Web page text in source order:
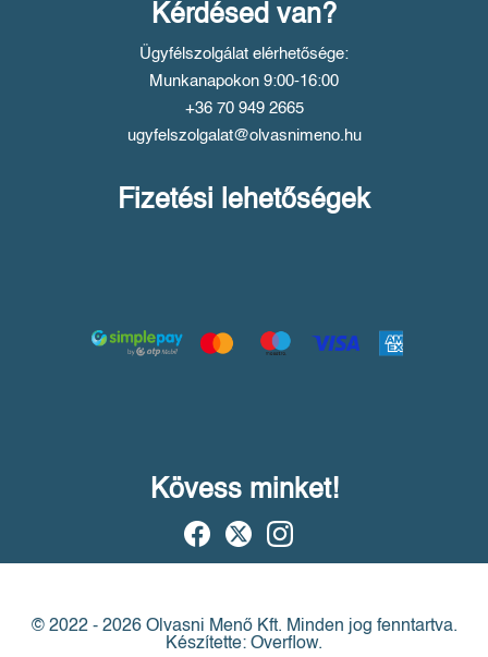
Kérdésed van?
Ügyfélszolgálat elérhetősége:
Munkanapokon 9:00-16:00
+36 70 949 2665
ugyfelszolgalat@olvasnimeno.hu
Fizetési lehetőségek
Kövess minket!
© 2022 - 2026 Olvasni Menő Kft. Minden jog fenntartva.
Készítette: Overflow.